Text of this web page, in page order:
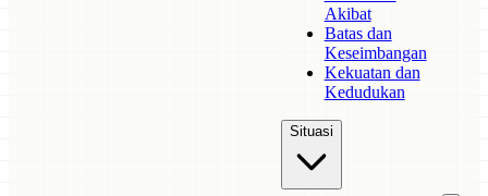
Akibat
Batas dan
Keseimbangan
Kekuatan dan
Kedudukan
Situasi